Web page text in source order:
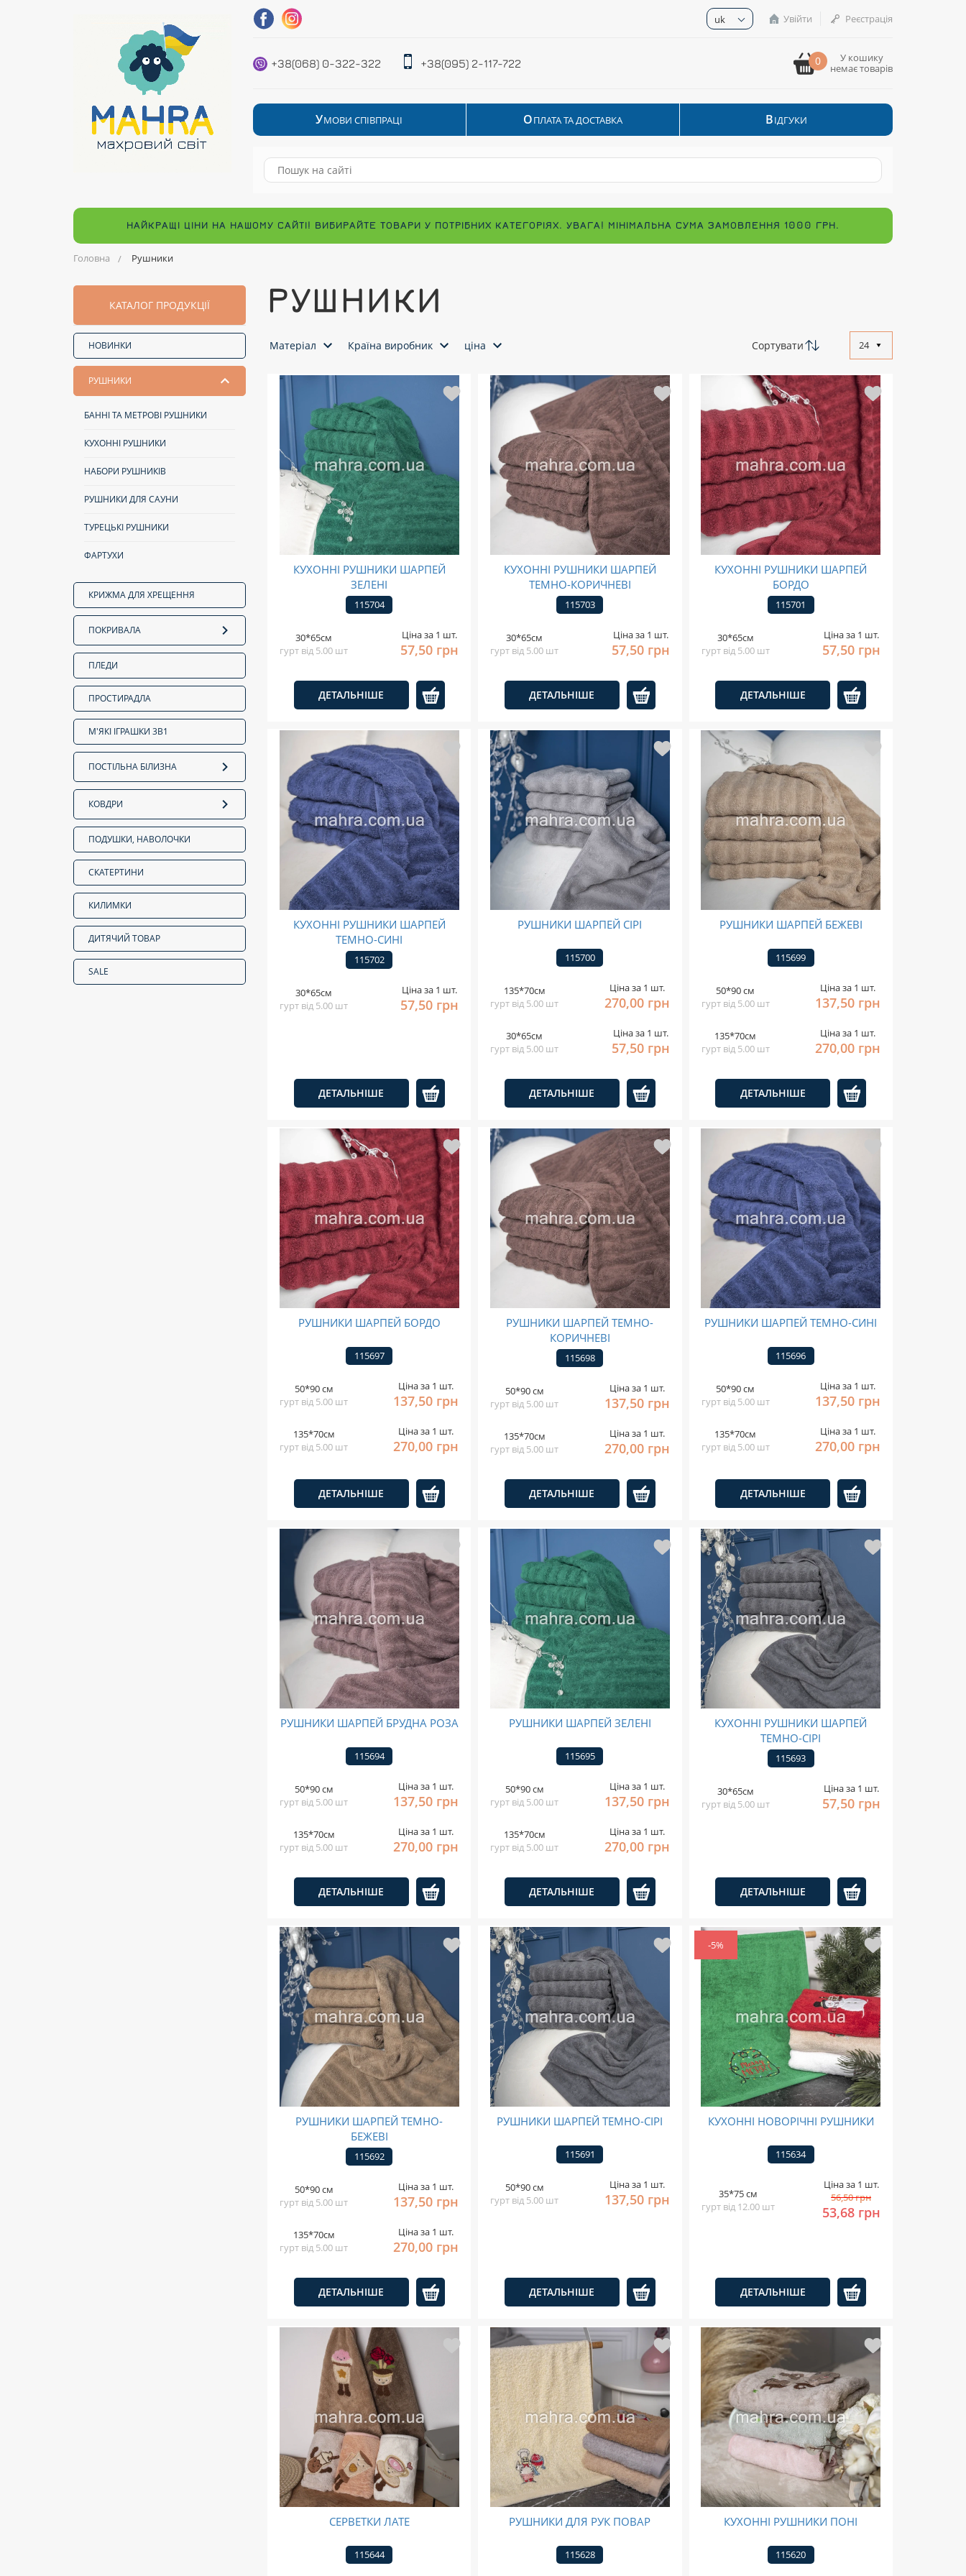
uk Увійти Реєстрація
+38(068) 0-322-322 +38(095) 2-117-722 0
У кошику
немає товарів
УМОВИ СПІВПРАЦІ ОПЛАТА ТА ДОСТАВКА ВІДГУКИ
НАЙКРАЩІ ЦІНИ НА НАШОМУ САЙТІ! ВИБИРАЙТЕ ТОВАРИ У ПОТРІБНИХ КАТЕГОРІЯХ. УВАГА! МІНІМАЛЬНА СУМА ЗАМОВЛЕННЯ 1000 ГРН.
Головна Рушники
КАТАЛОГ ПРОДУКЦІЇ
НОВИНКИ
РУШНИКИ
БАННІ ТА МЕТРОВІ РУШНИКИ
КУХОННІ РУШНИКИ
НАБОРИ РУШНИКІВ
РУШНИКИ ДЛЯ САУНИ
ТУРЕЦЬКІ РУШНИКИ
ФАРТУХИ
КРИЖМА ДЛЯ ХРЕЩЕННЯ
ПОКРИВАЛА
ПЛЕДИ
ПРОСТИРАДЛА
М'ЯКІ ІГРАШКИ 3В1
ПОСТІЛЬНА БІЛИЗНА
КОВДРИ
ПОДУШКИ, НАВОЛОЧКИ
СКАТЕРТИНИ
КИЛИМКИ
ДИТЯЧИЙ ТОВАР
SALE
РУШНИКИ
Матеріал Країна виробник ціна Сортувати 24
КУХОННІ РУШНИКИ ШАРПЕЙ
ЗЕЛЕНІ
115704
30*65см
гурт від 5.00 шт
Ціна за 1 шт.
57,50 грн
ДЕТАЛЬНІШЕ
КУХОННІ РУШНИКИ ШАРПЕЙ
ТЕМНО-КОРИЧНЕВІ
115703
30*65см
гурт від 5.00 шт
Ціна за 1 шт.
57,50 грн
ДЕТАЛЬНІШЕ
КУХОННІ РУШНИКИ ШАРПЕЙ
БОРДО
115701
30*65см
гурт від 5.00 шт
Ціна за 1 шт.
57,50 грн
ДЕТАЛЬНІШЕ
КУХОННІ РУШНИКИ ШАРПЕЙ
ТЕМНО-СИНІ
115702
30*65см
гурт від 5.00 шт
Ціна за 1 шт.
57,50 грн
ДЕТАЛЬНІШЕ
РУШНИКИ ШАРПЕЙ СІРІ
115700
135*70см
гурт від 5.00 шт
Ціна за 1 шт.
270,00 грн
30*65см
гурт від 5.00 шт
Ціна за 1 шт.
57,50 грн
ДЕТАЛЬНІШЕ
РУШНИКИ ШАРПЕЙ БЕЖЕВІ
115699
50*90 см
гурт від 5.00 шт
Ціна за 1 шт.
137,50 грн
135*70см
гурт від 5.00 шт
Ціна за 1 шт.
270,00 грн
ДЕТАЛЬНІШЕ
РУШНИКИ ШАРПЕЙ БОРДО
115697
50*90 см
гурт від 5.00 шт
Ціна за 1 шт.
137,50 грн
135*70см
гурт від 5.00 шт
Ціна за 1 шт.
270,00 грн
ДЕТАЛЬНІШЕ
РУШНИКИ ШАРПЕЙ ТЕМНО-
КОРИЧНЕВІ
115698
50*90 см
гурт від 5.00 шт
Ціна за 1 шт.
137,50 грн
135*70см
гурт від 5.00 шт
Ціна за 1 шт.
270,00 грн
ДЕТАЛЬНІШЕ
РУШНИКИ ШАРПЕЙ ТЕМНО-СИНІ
115696
50*90 см
гурт від 5.00 шт
Ціна за 1 шт.
137,50 грн
135*70см
гурт від 5.00 шт
Ціна за 1 шт.
270,00 грн
ДЕТАЛЬНІШЕ
РУШНИКИ ШАРПЕЙ БРУДНА РОЗА
115694
50*90 см
гурт від 5.00 шт
Ціна за 1 шт.
137,50 грн
135*70см
гурт від 5.00 шт
Ціна за 1 шт.
270,00 грн
ДЕТАЛЬНІШЕ
РУШНИКИ ШАРПЕЙ ЗЕЛЕНІ
115695
50*90 см
гурт від 5.00 шт
Ціна за 1 шт.
137,50 грн
135*70см
гурт від 5.00 шт
Ціна за 1 шт.
270,00 грн
ДЕТАЛЬНІШЕ
КУХОННІ РУШНИКИ ШАРПЕЙ
ТЕМНО-СІРІ
115693
30*65см
гурт від 5.00 шт
Ціна за 1 шт.
57,50 грн
ДЕТАЛЬНІШЕ
РУШНИКИ ШАРПЕЙ ТЕМНО-
БЕЖЕВІ
115692
50*90 см
гурт від 5.00 шт
Ціна за 1 шт.
137,50 грн
135*70см
гурт від 5.00 шт
Ціна за 1 шт.
270,00 грн
ДЕТАЛЬНІШЕ
РУШНИКИ ШАРПЕЙ ТЕМНО-СІРІ
115691
50*90 см
гурт від 5.00 шт
Ціна за 1 шт.
137,50 грн
ДЕТАЛЬНІШЕ
-5%
КУХОННІ НОВОРІЧНІ РУШНИКИ
115634
35*75 см
гурт від 12.00 шт
Ціна за 1 шт.
56,50 грн
53,68 грн
ДЕТАЛЬНІШЕ
СЕРВЕТКИ ЛАТЕ
115644
РУШНИКИ ДЛЯ РУК ПОВАР
115628
КУХОННІ РУШНИКИ ПОНІ
115620